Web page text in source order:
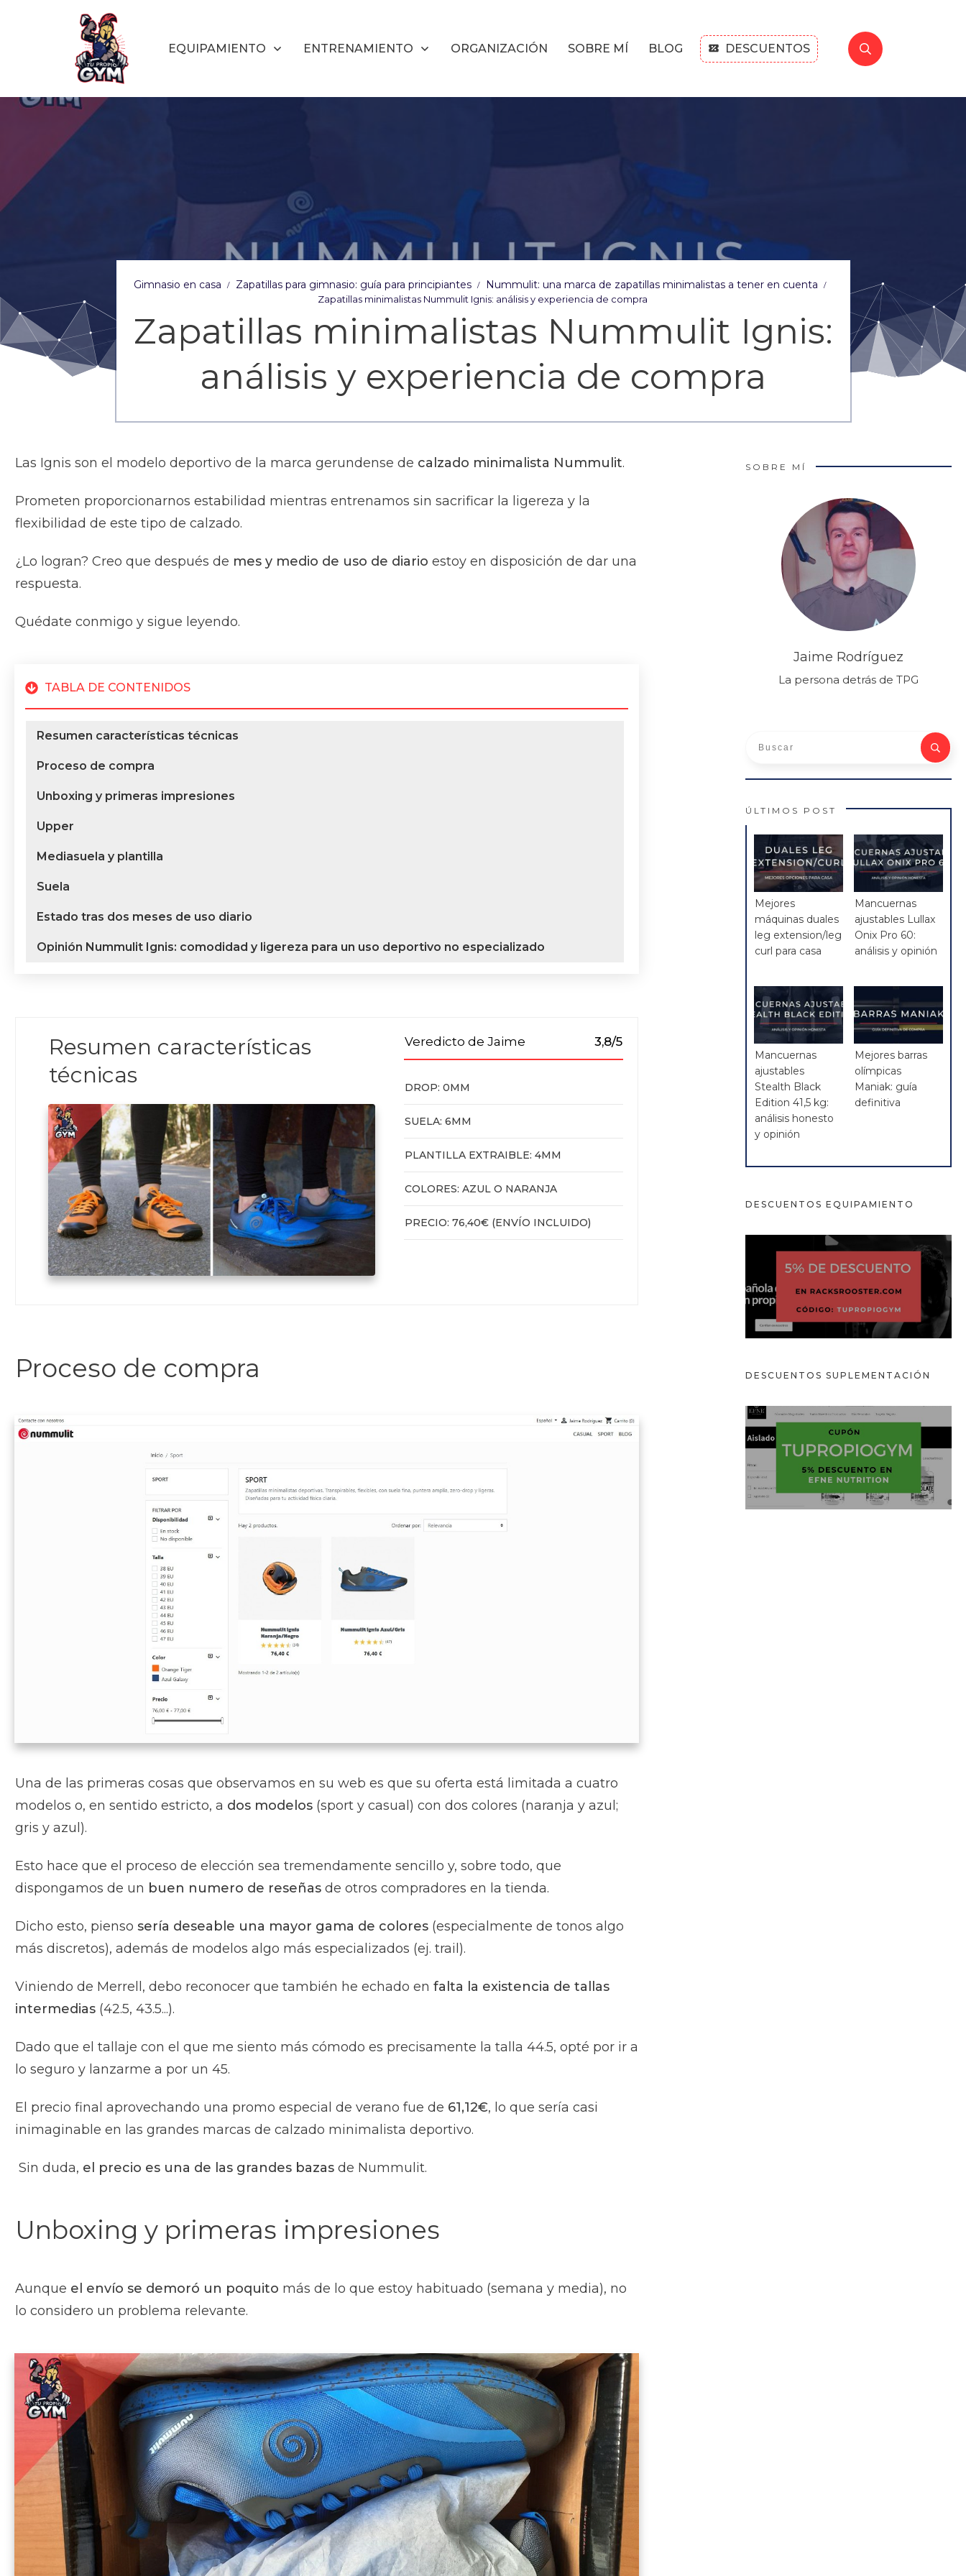
EQUIPAMIENTO ENTRENAMIENTO ORGANIZACIÓN SOBRE MÍ BLOG DESCUENTOS
Gimnasio en casa / Zapatillas para gimnasio: guía para principiantes / Nummulit: una marca de zapatillas minimalistas a tener en cuenta /
Zapatillas minimalistas Nummulit Ignis: análisis y experiencia de compra
Zapatillas minimalistas Nummulit Ignis:
análisis y experiencia de compra
Las Ignis son el modelo deportivo de la marca gerundense de calzado minimalista Nummulit.
Prometen proporcionarnos estabilidad mientras entrenamos sin sacrificar la ligereza y la
flexibilidad de este tipo de calzado.
¿Lo logran? Creo que después de mes y medio de uso de diario estoy en disposición de dar una
respuesta.
Quédate conmigo y sigue leyendo.
TABLA DE CONTENIDOS
Resumen características técnicas
Proceso de compra
Unboxing y primeras impresiones
Upper
Mediasuela y plantilla
Suela
Estado tras dos meses de uso diario
Opinión Nummulit Ignis: comodidad y ligereza para un uso deportivo no especializado
Resumen características
técnicas
Veredicto de Jaime 3,8/5
DROP: 0MM
SUELA: 6MM
PLANTILLA EXTRAIBLE: 4MM
COLORES: AZUL O NARANJA
PRECIO: 76,40€ (ENVÍO INCLUIDO)
Proceso de compra
Una de las primeras cosas que observamos en su web es que su oferta está limitada a cuatro
modelos o, en sentido estricto, a dos modelos (sport y casual) con dos colores (naranja y azul;
gris y azul).
Esto hace que el proceso de elección sea tremendamente sencillo y, sobre todo, que
dispongamos de un buen numero de reseñas de otros compradores en la tienda.
Dicho esto, pienso sería deseable una mayor gama de colores (especialmente de tonos algo
más discretos), además de modelos algo más especializados (ej. trail).
Viniendo de Merrell, debo reconocer que también he echado en falta la existencia de tallas
intermedias (42.5, 43.5...).
Dado que el tallaje con el que me siento más cómodo es precisamente la talla 44.5, opté por ir a
lo seguro y lanzarme a por un 45.
El precio final aprovechando una promo especial de verano fue de 61,12€, lo que sería casi
inimaginable en las grandes marcas de calzado minimalista deportivo.
Sin duda, el precio es una de las grandes bazas de Nummulit.
Unboxing y primeras impresiones
Aunque el envío se demoró un poquito más de lo que estoy habituado (semana y media), no
lo considero un problema relevante.
SOBRE MÍ
Jaime Rodríguez
La persona detrás de TPG
ÚLTIMOS POST
Mejores
máquinas duales
leg extension/leg
curl para casa
Mancuernas
ajustables Lullax
Onix Pro 60:
análisis y opinión
Mancuernas
ajustables
Stealth Black
Edition 41,5 kg:
análisis honesto
y opinión
Mejores barras
olímpicas
Maniak: guía
definitiva
DESCUENTOS EQUIPAMIENTO
DESCUENTOSSUPLEMENTACIÓN